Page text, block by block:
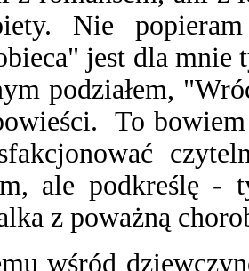
Nie
jest dla mnie
podziałem,
To
ale podkreślę -
z poważną
wśród